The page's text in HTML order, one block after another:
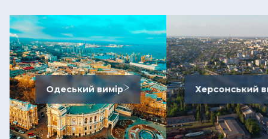
Одеський вимір Херсонський